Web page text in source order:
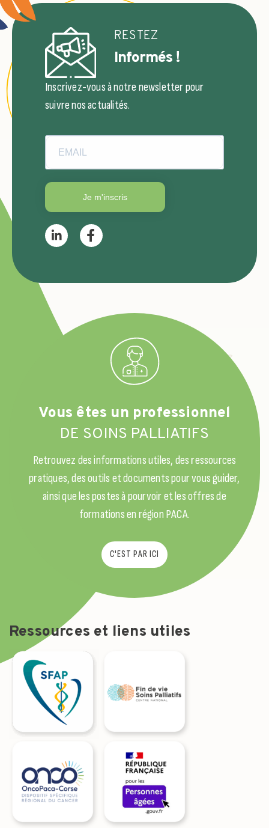
RESTEZ
Informés !
Inscrivez-vous à notre newsletter pour
suivre nos actualités.
Je m'inscris
Vous êtes un professionnel
DE SOINS PALLIATIFS
Retrouvez des informations utiles, des ressources
pratiques, des outils et documents pour vous guider,
ainsi que les postes à pourvoir et les offres de
formations en région PACA.
C'EST PAR ICI
Ressources et liens utiles